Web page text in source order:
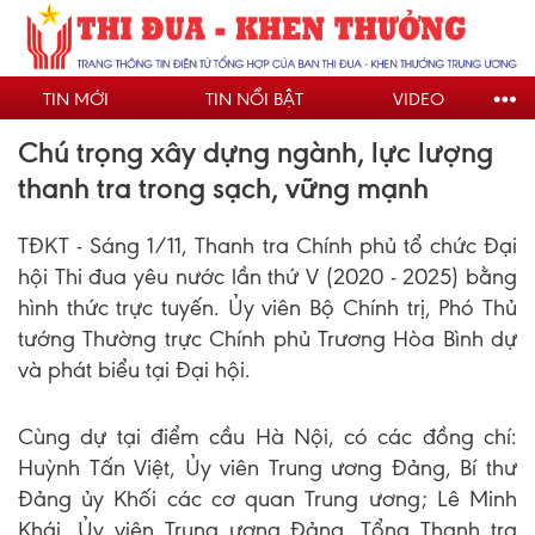
Nhảy
đến
nội
dungTIN MỚI TIN NỔI BẬT VIDEO
Chú trọng xây dựng ngành, lực lượng
thanh tra trong sạch, vững mạnh
TĐKT - Sáng 1/11, Thanh tra Chính phủ tổ chức Đại
hội Thi đua yêu nước lần thứ V (2020 - 2025) bằng
hình thức trực tuyến. Ủy viên Bộ Chính trị, Phó Thủ
tướng Thường trực Chính phủ Trương Hòa Bình dự
và phát biểu tại Đại hội.
Cùng dự tại điểm cầu Hà Nội, có các đồng chí:
Huỳnh Tấn Việt, Ủy viên Trung ương Đảng, Bí thư
Đảng ủy Khối các cơ quan Trung ương; Lê Minh